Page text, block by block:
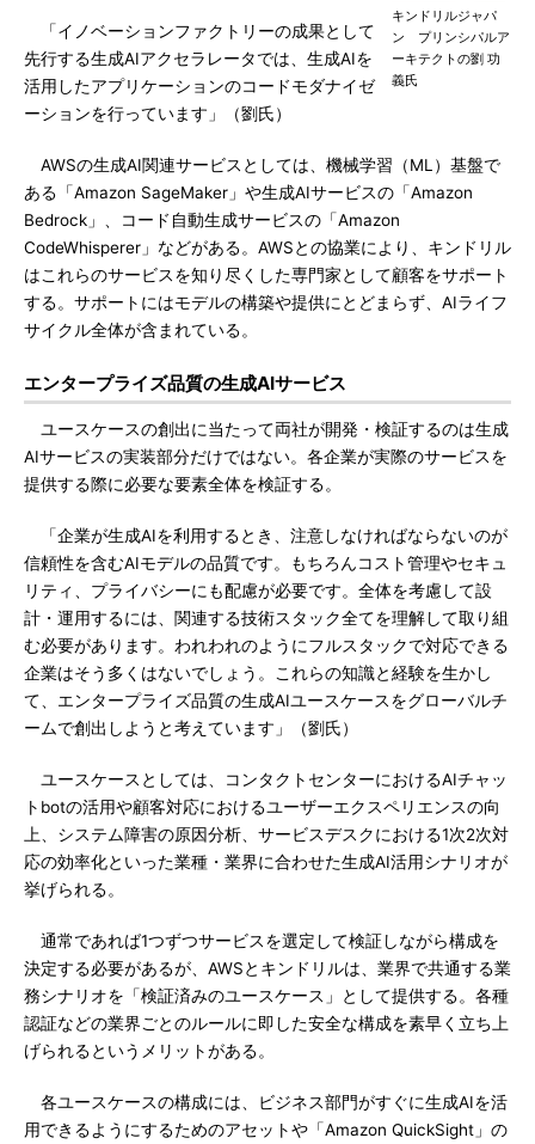
キンドリルジャパ
ン プリンシパルア
ーキテクトの劉 功
義氏
「イノベーションファクトリーの成果として
先行する生成AIアクセラレータでは、生成AIを
活用したアプリケーションのコードモダナイゼ
ーションを行っています」（劉氏）
AWSの生成AI関連サービスとしては、機械学習（ML）基盤で
ある「Amazon SageMaker」や生成AIサービスの「Amazon
Bedrock」、コード自動生成サービスの「Amazon
CodeWhisperer」などがある。AWSとの協業により、キンドリル
はこれらのサービスを知り尽くした専門家として顧客をサポート
する。サポートにはモデルの構築や提供にとどまらず、AIライフ
サイクル全体が含まれている。
エンタープライズ品質の生成AIサービス
ユースケースの創出に当たって両社が開発・検証するのは生成
AIサービスの実装部分だけではない。各企業が実際のサービスを
提供する際に必要な要素全体を検証する。
「企業が生成AIを利用するとき、注意しなければならないのが
信頼性を含むAIモデルの品質です。もちろんコスト管理やセキュ
リティ、プライバシーにも配慮が必要です。全体を考慮して設
計・運用するには、関連する技術スタック全てを理解して取り組
む必要があります。われわれのようにフルスタックで対応できる
企業はそう多くはないでしょう。これらの知識と経験を生かし
て、エンタープライズ品質の生成AIユースケースをグローバルチ
ームで創出しようと考えています」（劉氏）
ユースケースとしては、コンタクトセンターにおけるAIチャッ
トbotの活用や顧客対応におけるユーザーエクスペリエンスの向
上、システム障害の原因分析、サービスデスクにおける1次2次対
応の効率化といった業種・業界に合わせた生成AI活用シナリオが
挙げられる。
通常であれば1つずつサービスを選定して検証しながら構成を
決定する必要があるが、AWSとキンドリルは、業界で共通する業
務シナリオを「検証済みのユースケース」として提供する。各種
認証などの業界ごとのルールに即した安全な構成を素早く立ち上
げられるというメリットがある。
各ユースケースの構成には、ビジネス部門がすぐに生成AIを活
用できるようにするためのアセットや「Amazon QuickSight」の